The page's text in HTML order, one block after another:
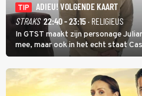
TIP
ADIEU! VOLGENDE KAART
STRAKS 22:40 - 23:15· RELIGIEUS
In GTST maakt zijn personage
mee, maar ook in het echt staat
vertelt hij in Adieu! Volgende Kaart.